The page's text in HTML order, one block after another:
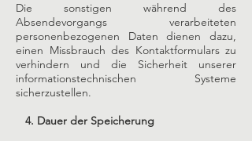
Die sonstigen während des
Absendevorgangs verarbeiteten
personenbezogenen Daten dienen dazu,
einen Missbrauch des Kontaktformulars zu
verhindern und die Sicherheit unserer
informationstechnischen Systeme
sicherzustellen.
4. Dauer der Speicherung